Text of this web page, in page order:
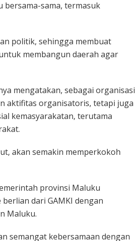
bersama-sama, termasuk
politik, sehingga membuat
membangun daerah agar
mengatakan, sebagai organisasi
aktifitas organisatoris, tetapi juga
kemasyarakatan, terutama
akan semakin memperkokoh
provinsi Maluku
dari GAMKI dengan
Maluku.
semangat kebersamaan dengan